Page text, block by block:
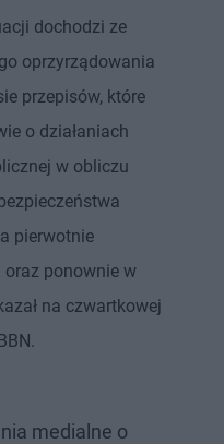
dochodzi ze
oprzyrządowania
przepisów, które
o działaniach
w obliczu
pierwotnie
ponownie w
na czwartkowej
medialne o